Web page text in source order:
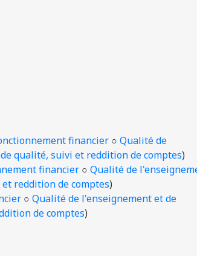
financier ○ Qualité de
qualité, suivi et reddition de comptes)
financier ○ Qualité de
reddition de comptes)
○ Qualité de l'enseignement et de
de comptes)